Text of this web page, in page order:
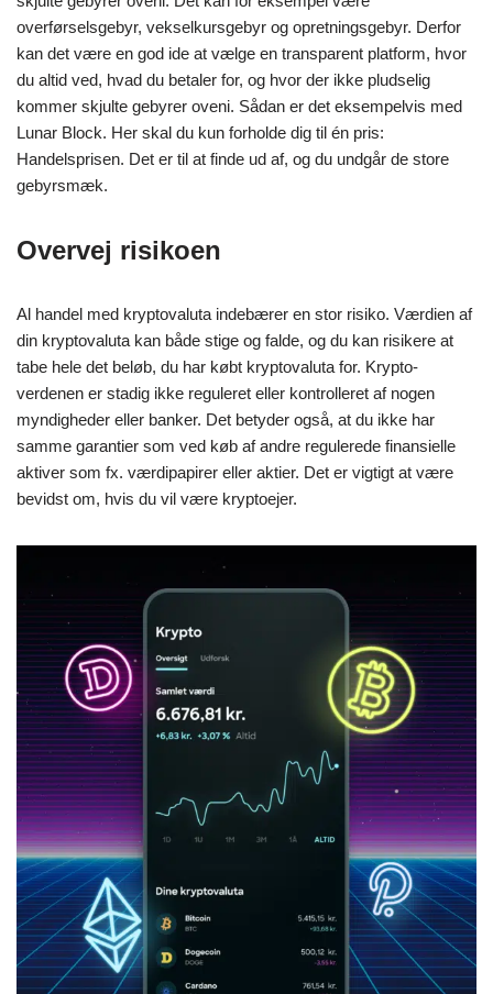
overførselsgebyr, vekselkursgebyr og opretningsgebyr. Derfor
kan det være en god ide at vælge en transparent platform, hvor
du altid ved, hvad du betaler for, og hvor der ikke pludselig
kommer skjulte gebyrer oveni. Sådan er det eksempelvis med
Lunar Block. Her skal du kun forholde dig til én pris:
Handelsprisen. Det er til at finde ud af, og du undgår de store
gebyrsmæk.
Overvej risikoen
Al handel med kryptovaluta indebærer en stor risiko. Værdien af
din kryptovaluta kan både stige og falde, og du kan risikere at
tabe hele det beløb, du har købt kryptovaluta for. Krypto-
verdenen er stadig ikke reguleret eller kontrolleret af nogen
myndigheder eller banker. Det betyder også, at du ikke har
samme garantier som ved køb af andre regulerede finansielle
aktiver som fx. værdipapirer eller aktier. Det er vigtigt at være
bevidst om, hvis du vil være kryptoejer.